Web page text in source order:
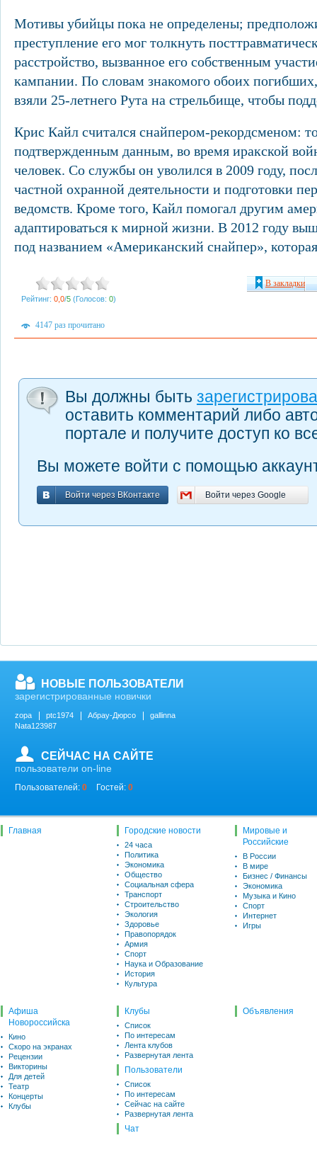
Мотивы убийцы пока не определены;
преступление его мог толкнуть
расстройство, вызванное его собственным
кампании. По словам знакомого обоих
взяли 25-летнего Рута на стрельбище, чтобы
Крис Кайл считался снайпером-рекордсменом:
подтвержденным данным, во время иракской
человек. Со службы он уволился в 2009 году,
частной охранной деятельности и подготовки
ведомств. Кроме того, Кайл помогал другим
адаптироваться к мирной жизни. В 2012 году
под названием «Американский снайпер»,
Рейтинг: 0,0/5 (Голосов: 0)
В закладки
4147 раз прочитано
Вы должны быть
оставить комментарий либо
портале и получите доступ ко
Вы можете войти с помощью
Войти через ВКонтакте
Войти через ВКонтакте Войти через Google
Войти через Google
НОВЫЕ ПОЛЬЗОВАТЕЛИ
зарегистрированные новички
zopa ptc1974 Абрау-Дюрсо
gallinna
Nata123987
СЕЙЧАС НА САЙТЕ
пользователи on-line
Пользователей: 0 Гостей: 0
Главная Городские новости
24 часа
Политика
Экономика
Общество
Социальная сфера
Транспорт
Строительство
Экология
Здоровье
Правопорядок
Армия
Спорт
Наука и Образование
История
Культура
Мировые и
Российские
В России
В мире
Бизнес / Финансы
Экономика
Музыка и Кино
Спорт
Интернет
Игры
Афиша
Новороссийска
Кино
Скоро на экранах
Рецензии
Викторины
Для детей
Театр
Концерты
Клубы
Клубы
Список
По интересам
Лента клубов
Развернутая лента
Пользователи
Список
По интересам
Сейчас на сайте
Развернутая лента
Чат
Объявления